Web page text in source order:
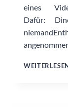
eines
Dafür: